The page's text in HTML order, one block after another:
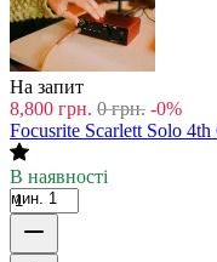
На запит
8,800 грн. 0 грн. -0%
Focusrite Scarlett Solo 4th
В наявності
мин. 1